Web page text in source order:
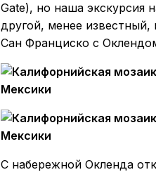
Gate), но наша экскурсия
другой, менее
Сан Франциско с
С набережной Окленда